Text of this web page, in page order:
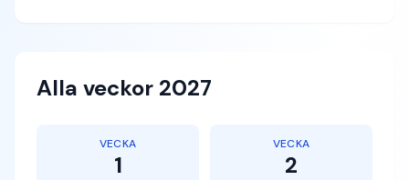
Alla veckor 2027
VECKA
1
VECKA
2